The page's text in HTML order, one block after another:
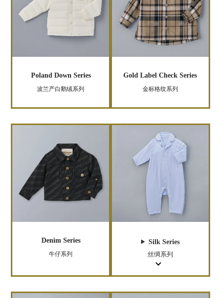
Poland Down Series
波兰产白鹅绒系列
Gold Label Check Series
金标格纹系列
Denim Series
牛仔系列
Silk Series
丝绸系列